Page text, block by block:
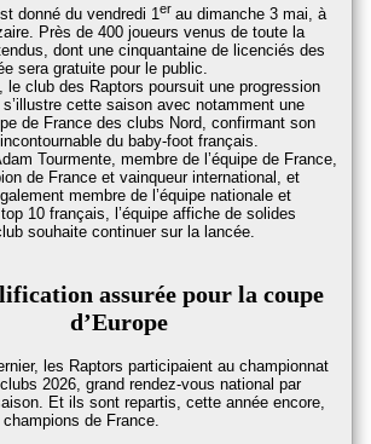
donné du vendredi 1er au dimanche 3 mai, à
Près de 400 joueurs venus de toute la
dont une cinquantaine de licenciés des
sera gratuite pour le public.
le club des Raptors poursuit une progression
cette saison avec notamment une
de France des clubs Nord, confirmant son
du baby-foot français.
Tourmente, membre de l’équipe de France,
de France et vainqueur international, et
membre de l’équipe nationale et
10 français, l’équipe affiche de solides
souhaite continuer sur la lancée.
assurée pour la coupe
d’Europe
les Raptors participaient au championnat
2026, grand rendez-vous national par
Et ils sont repartis, cette année encore,
de France.